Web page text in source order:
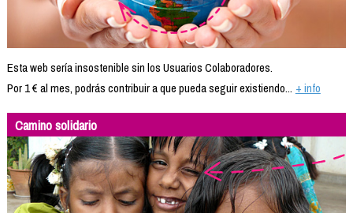
Esta web sería insostenible sin los Usuarios Colaboradores.
Por 1 € al mes, podrás contribuir a que pueda seguir existiendo... + info
Camino solidario